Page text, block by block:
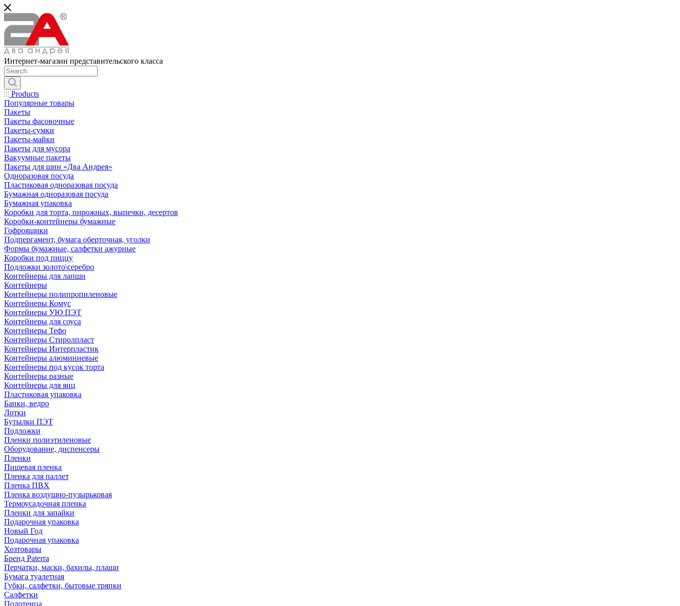
Интернет-магазин представительского класса
Products
Популярные товары
Пакеты
Пакеты фасовочные
Пакеты-сумки
Пакеты-майки
Пакеты для мусора
Вакуумные пакеты
Пакеты для шин «Два Андрея»
Одноразовая посуда
Пластиковая одноразовая посуда
Бумажная одноразовая посуда
Бумажная упаковка
Коробки для торта, пирожных, выпечки, десертов
Коробки-контейнеры бумажные
Гофроящики
Подпергамент, бумага оберточная, уголки
Формы бумажные, салфетки ажурные
Коробки под пиццу
Подложки золото\серебро
Контейнеры для лапши
Контейнеры
Контейнеры полипропиленовые
Контейнеры Комус
Контейнеры УЮ ПЭТ
Контейнеры для соуса
Контейнеры Тефо
Контейнеры Стиролпласт
Контейнеры Интерпластик
Контейнеры алюминиевые
Контейнеры под кусок торта
Контейнеры разные
Контейнеры для яиц
Пластиковая упаковка
Банки, ведро
Лотки
Бутылки ПЭТ
Подложки
Пленки полиэтиленовые
Оборудование, диспенсеры
Пленки
Пищевая пленка
Пленка для паллет
Пленка ПВХ
Пленка воздушно-пузырьковая
Термоусадочная пленка
Пленки для запайки
Подарочная упаковка
Новый Год
Подарочная упаковка
Хозтовары
Бренд Paterra
Перчатки, маски, бахилы, плащи
Бумага туалетная
Губки, салфетки, бытовые тряпки
Салфетки
Полотенца